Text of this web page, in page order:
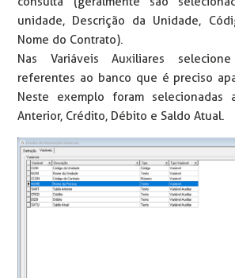
unidade, Descrição da Unidade,
Nome do Contrato).
Nas Variáveis Auxiliares
referentes ao banco que é preciso
Neste exemplo foram selecionadas
Anterior, Crédito, Débito e Saldo Atual.